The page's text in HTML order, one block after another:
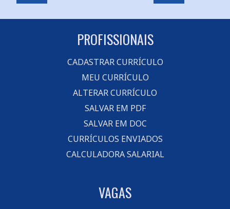
PROFISSIONAIS
CADASTRAR CURRÍCULO
MEU CURRÍCULO
ALTERAR CURRÍCULO
SALVAR EM PDF
SALVAR EM DOC
CURRÍCULOS ENVIADOS
CALCULADORA SALARIAL
VAGAS